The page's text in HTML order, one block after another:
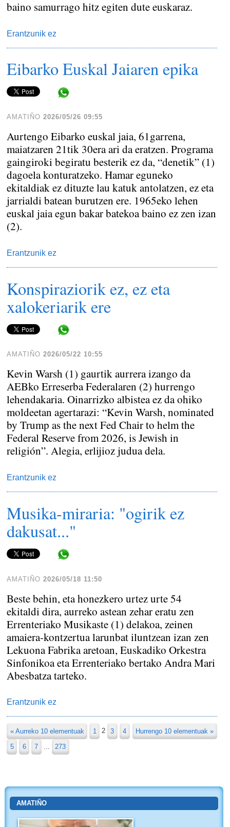
baino samurrago hitz egiten dute euskaraz.
Erantzunik ez
Eibarko Euskal Jaiaren epika
AMATIÑO 2026/05/26 09:55
Aurtengo Eibarko euskal jaia, 61garrena,
maiatzaren 21tik 30era ari da eratzen. Programa
gaingiroki begiratu besterik ez da, “denetik” (1)
dagoela konturatzeko. Hamar eguneko
ekitaldiak ez dituzte lau katuk antolatzen, ez eta
jarrialdi batean burutzen ere. 1965eko lehen
euskal jaia egun bakar batekoa baino ez zen izan
(2).
Erantzunik ez
Konspiraziorik ez, ez eta
xalokeriarik ere
AMATIÑO 2026/05/22 10:55
Kevin Warsh (1) gaurtik aurrera izango da
AEBko Erreserba Federalaren (2) hurrengo
lehendakaria. Oinarrizko albistea ez da ohiko
moldeetan agertarazi: “Kevin Warsh, nominated
by Trump as the next Fed Chair to helm the
Federal Reserve from 2026, is Jewish in
religión”. Alegia, erlijioz judua dela.
Erantzunik ez
Musika-miraria: "ogirik ez
dakusat..."
AMATIÑO 2026/05/18 11:50
Beste behin, eta honezkero urtez urte 54
ekitaldi dira, aurreko astean zehar eratu zen
Errenteriako Musikaste (1) delakoa, zeinen
amaiera-kontzertua larunbat iluntzean izan zen
Lekuona Fabrika aretoan, Euskadiko Orkestra
Sinfonikoa eta Errenteriako bertako Andra Mari
Abesbatza tarteko.
Erantzunik ez
« Aurreko 10 elementuak Hurrengo 10 elementuak »
1 2 3 4
5 6 7 ... 273
AMATIÑO